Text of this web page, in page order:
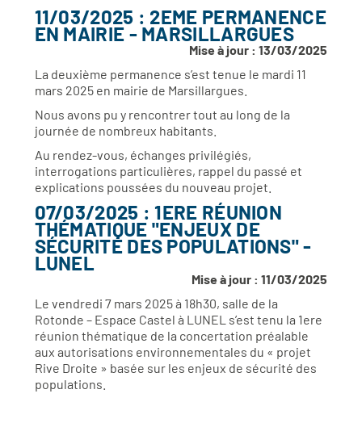
11/03/2025 : 2EME PERMANENCE
EN MAIRIE - MARSILLARGUES
Mise à jour : 13/03/2025
La deuxième permanence s’est tenue le mardi 11
mars 2025 en mairie de Marsillargues.
Nous avons pu y rencontrer tout au long de la
journée de nombreux habitants.
Au rendez-vous, échanges privilégiés,
interrogations particulières, rappel du passé et
explications poussées du nouveau projet.
07/03/2025 : 1ERE RÉUNION
THÉMATIQUE "ENJEUX DE
SÉCURITÉ DES POPULATIONS" -
LUNEL
Mise à jour : 11/03/2025
Le vendredi 7 mars 2025 à 18h30, salle de la
Rotonde – Espace Castel à LUNEL s’est tenu la 1ere
réunion thématique de la concertation préalable
aux autorisations environnementales du « projet
Rive Droite » basée sur les enjeux de sécurité des
populations.